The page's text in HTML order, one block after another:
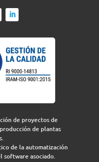
de proyectos de
de plantas
de la automatización
software asociado.